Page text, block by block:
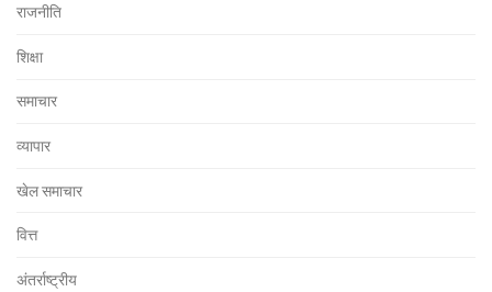
राजनीति
शिक्षा
समाचार
व्यापार
खेल समाचार
वित्त
अंतर्राष्ट्रीय